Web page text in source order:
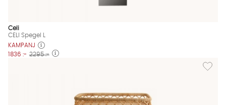
Celi
CELI Spegel L
KAMPANJ
1836 :- 2295 :-
Lägg